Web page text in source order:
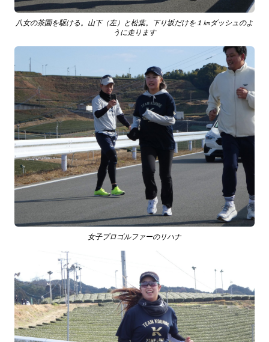
八女の茶園を駆ける。山下（左）と松葉。下り坂だけを１㎞ダッシュのよ
うに走ります
女子プロゴルファーのリハナ